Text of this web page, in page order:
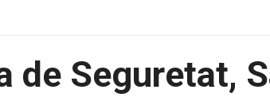
de Seguretat,